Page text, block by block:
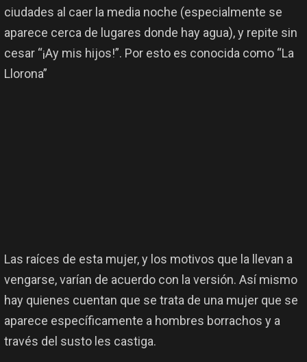
ciudades al caer la media noche (especialmente se
aparece cerca de lugares donde hay agua), y repite sin
cesar “¡Ay mis hijos!”. Por esto es conocida como “La
Llorona”
Las raíces de esta mujer, y los motivos que la llevan a
vengarse, varían de acuerdo con la versión. Así mismo
hay quienes cuentan que se trata de una mujer que se
aparece específicamente a hombres borrachos y a
través del susto les castiga.